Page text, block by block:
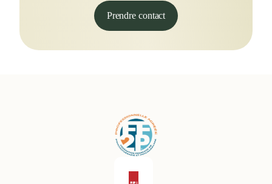
Prendre contact